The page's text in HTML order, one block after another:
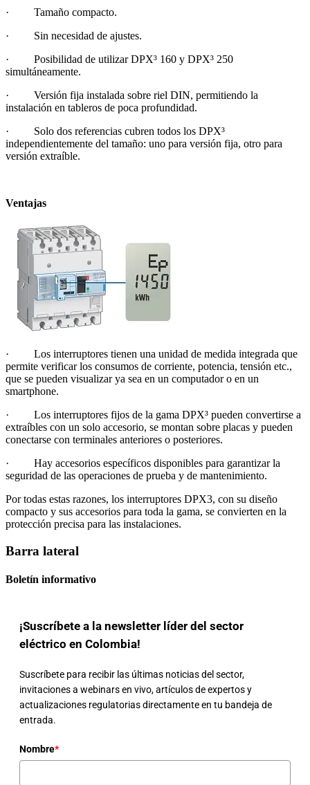
· Tamaño compacto.
· Sin necesidad de ajustes.
· Posibilidad de utilizar DPX³ 160 y DPX³ 250
simultáneamente.
· Versión fija instalada sobre riel DIN, permitiendo la
instalación en tableros de poca profundidad.
· Solo dos referencias cubren todos los DPX³
independientemente del tamaño: uno para versión fija, otro para
versión extraíble.
Ventajas
· Los interruptores tienen una unidad de medida integrada que
permite verificar los consumos de corriente, potencia, tensión etc.,
que se pueden visualizar ya sea en un computador o en un
smartphone.
· Los interruptores fijos de la gama DPX³ pueden convertirse a
extraíbles con un solo accesorio, se montan sobre placas y pueden
conectarse con terminales anteriores o posteriores.
· Hay accesorios específicos disponibles para garantizar la
seguridad de las operaciones de prueba y de mantenimiento.
Por todas estas razones, los interruptores DPX3, con su diseño
compacto y sus accesorios para toda la gama, se convierten en la
protección precisa para las instalaciones.
Barra lateral
Boletín informativo
¡Suscríbete a la newsletter líder del sector
eléctrico en Colombia!
Suscríbete para recibir las últimas noticias del sector,
invitaciones a webinars en vivo, artículos de expertos y
actualizaciones regulatorias directamente en tu bandeja de
entrada.
Nombre*